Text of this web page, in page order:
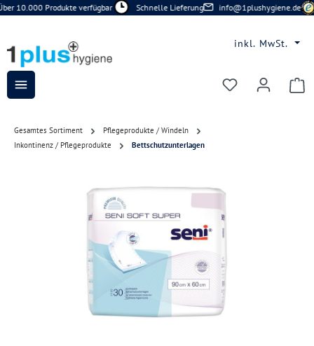
Zum Hauptinhalt springen
10.000 Produkte verfügbar Schnelle Lieferung info@1plushygiene.de
inkl. MwSt.
Du hast 0
Gesamtes Sortiment
Pflegeprodukte / Windeln
Inkontinenz / Pflegeprodukte
Bettschutzunterlagen